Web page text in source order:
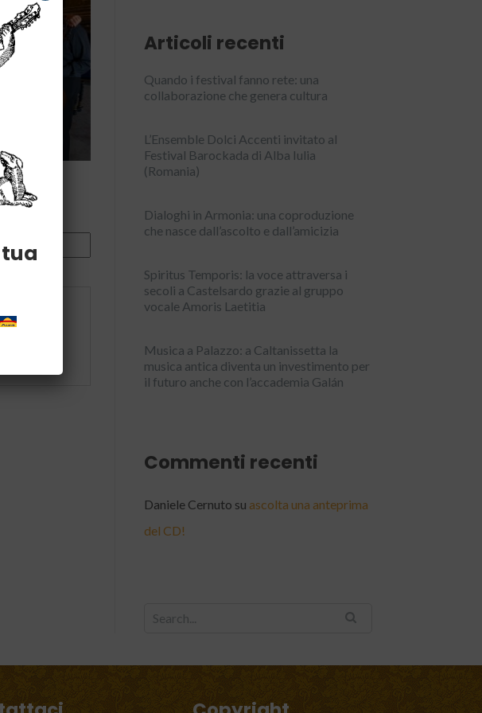
una
nasce
Articoli recenti
Quando i festival fanno rete: una
collaborazione che genera cultura
L’Ensemble Dolci Accenti invitato al
Festival Barockada di Alba Iulia
(Romania)
Dialoghi in Armonia: una coproduzione
che nasce dall’ascolto e dall’amicizia
Spiritus Temporis: la voce attraversa i
secoli a Castelsardo grazie al gruppo
vocale Amoris Laetitia
Musica a Palazzo: a Caltanissetta la
musica antica diventa un investimento per
il futuro anche con l’accademia Galán
Commenti recenti
Daniele Cernuto su ascolta una anteprima
del CD!